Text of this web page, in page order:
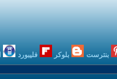
بنترست بلوكر فليبورد